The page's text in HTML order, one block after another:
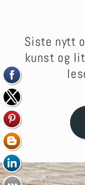
Siste nytt
kunst og